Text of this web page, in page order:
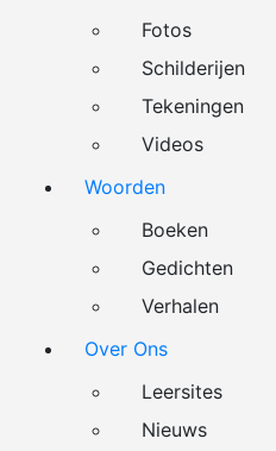
Fotos
Schilderijen
Tekeningen
Videos
Woorden
Boeken
Gedichten
Verhalen
Over Ons
Leersites
Nieuws